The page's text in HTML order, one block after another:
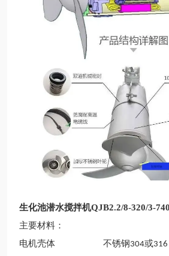
生化池潜水搅拌机QJB2.2/8-320/3-
主要材料：
电机壳体
不锈钢304或316